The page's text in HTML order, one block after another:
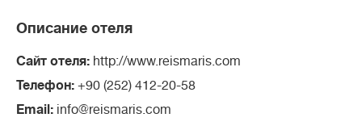
Описание отеля
Сайт отеля: http://www.reismaris.com
Телефон: +90 (252) 412-20-58
Email: info@reismaris.com